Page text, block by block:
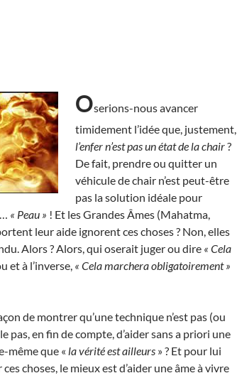
Oserions-nous avancer
timidement l’idée que, justement,
l’enfer n’est pas un état de la chair?
De fait, prendre ou quitter un
véhicule de chair n’est peut-être
pas la solution idéale pour
« Peau » ! Et les Grandes Âmes (Mahatma,
leur aide ignorent ces choses ? Non, elles
Alors ? Alors, qui oserait juger ou dire « Cela
et à l’inverse, « Cela marchera obligatoirement »
de montrer qu’une technique n’est pas (ou
pas, en fin de compte, d’aider sans a priori une
même que « la vérité est ailleurs » ? Et pour lui
choses, le mieux est d’aider une âme à vivre